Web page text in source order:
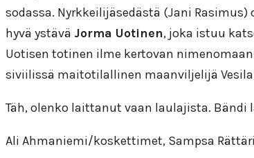
sodassa. Nyrkkeilijäsedästä (Jani
hyvä ystävä Jorma Uotinen, joka istuu
Uotisen totinen ilme kertovan
siviilissä maitotilallinen maanviljelijä
Täh, olenko laittanut vaan laulajista. Bändi
Ali Ahmaniemi/koskettimet, Sampsa